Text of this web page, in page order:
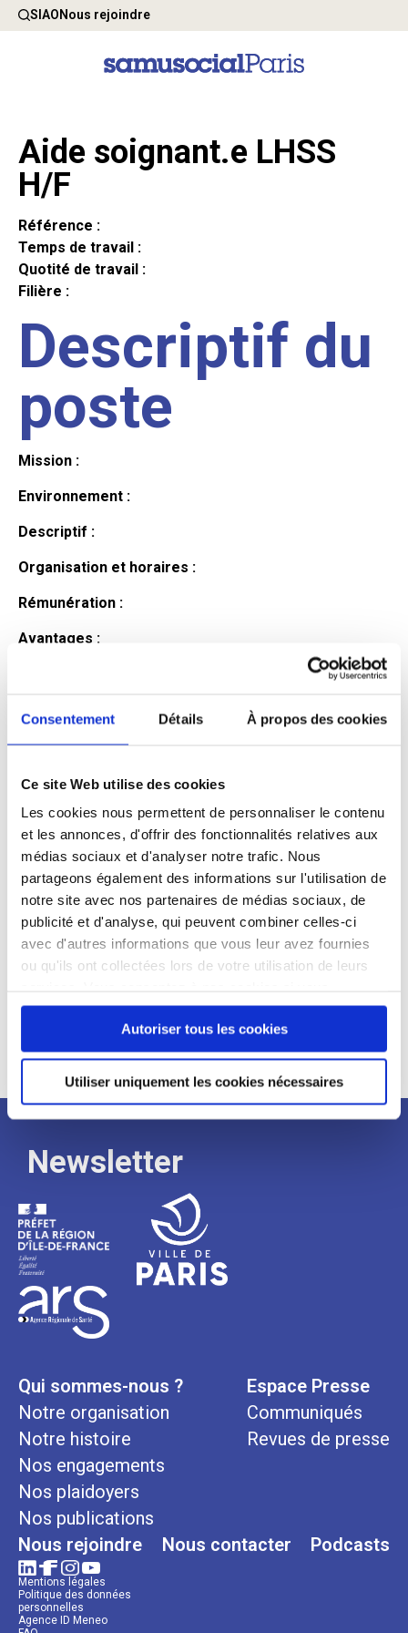
Consentement Détails À propos des cookies
Ce site Web utilise des cookies
Les cookies nous permettent de personnaliser le contenu
et les annonces, d'offrir des fonctionnalités relatives aux
médias sociaux et d'analyser notre trafic. Nous
partageons également des informations sur l'utilisation de
notre site avec nos partenaires de médias sociaux, de
publicité et d'analyse, qui peuvent combiner celles-ci
avec d'autres informations que vous leur avez fournies
ou qu'ils ont collectées lors de votre utilisation de leurs
continuez à utiliser notre site Web.
Autoriser tous les cookies
Utiliser uniquement les cookies nécessaires
SIAONous rejoindre
Aide soignant.e LHSS
H/F
Référence :
Temps de travail :
Quotité de travail :
Filière :
Descriptif du
poste
Mission :
Environnement :
Descriptif :
Organisation et horaires :
Rémunération :
Avantages :
Profil du
candidat
Qualifications et diplômes :
Profil recherché :
Expérience :
Processus
de
recrutement
Newsletter
Qui sommes-nous ?
Notre organisation
Notre histoire
Nos engagements
Nos plaidoyers
Nos publications
Espace Presse
Communiqués
Revues de presse
Nous rejoindre Nous contacter Podcasts
Mentions légales
Politique des données
personnelles
Agence ID Meneo